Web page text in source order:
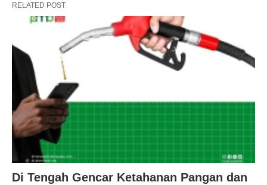
RELATED POST
Di Tengah Gencar Ketahanan Pangan dan